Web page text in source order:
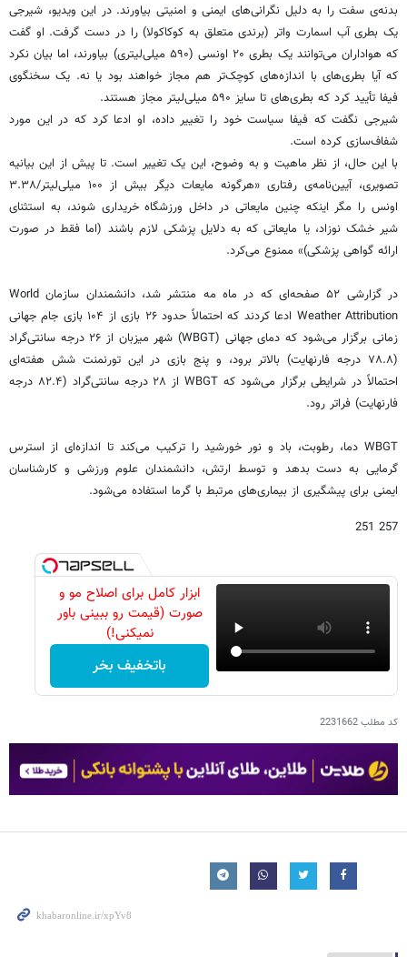
بدنه‌ی سفت را به دلیل نگرانی‌های ایمنی و امنیتی بیاورند. در این ویدیو، شیرجی
یک بطری آب اسمارت واتر (برندی متعلق به کوکاکولا) را در دست گرفت. او گفت
که هواداران می‌توانند یک بطری ۲۰ اونسی (۵۹۰ میلی‌لیتری) بیاورند، اما بیان نکرد
که آیا بطری‌های با اندازه‌های کوچک‌تر هم مجاز خواهند بود یا نه. یک سخنگوی
فیفا تأیید کرد که بطری‌های تا سایز ۵۹۰ میلی‌لیتر مجاز هستند.
شیرجی نگفت که فیفا سیاست خود را تغییر داده، او ادعا کرد که در این مورد
شفاف‌سازی کرده است.
با این حال، از نظر ماهیت و به وضوح، این یک تغییر است. تا پیش از این بیانیه
تصویری، آیین‌نامه‌ی رفتاری «هرگونه مایعات دیگر بیش از ۱۰۰ میلی‌لیتر/۳.۳۸
اونس را مگر اینکه چنین مایعاتی در داخل ورزشگاه خریداری شوند، به استثنای
شیر خشک نوزاد، یا مایعاتی که به دلایل پزشکی لازم باشند (اما فقط در صورت
ارائه گواهی پزشکی)» ممنوع می‌کرد.
در گزارشی ۵۲ صفحه‌ای که در ماه مه منتشر شد، دانشمندان سازمان World
Weather Attribution ادعا کردند که احتمالاً حدود ۲۶ بازی از ۱۰۴ بازی جام جهانی
زمانی برگزار می‌شود که دمای جهانی (WBGT) شهر میزبان از ۲۶ درجه سانتی‌گراد
(۷۸.۸ درجه فارنهایت) بالاتر برود، و پنج بازی در این تورنمنت شش هفته‌ای
احتمالاً در شرایطی برگزار می‌شود که WBGT از ۲۸ درجه سانتی‌گراد (۸۲.۴ درجه
فارنهایت) فراتر رود.
WBGT دما، رطوبت، باد و نور خورشید را ترکیب می‌کند تا اندازه‌ای از استرس
گرمایی به دست بدهد و توسط ارتش، دانشمندان علوم ورزشی و کارشناسان
ایمنی برای پیشگیری از بیماری‌های مرتبط با گرما استفاده می‌شود.
257 251
ابزار کامل برای اصلاح مو و
صورت (قیمت رو ببینی باور
نمیکنی!)
باتخفیف بخر
کد مطلب2231662